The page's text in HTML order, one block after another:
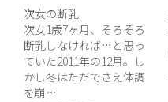
次女の断乳
次女1歳7ヶ月、そろそろ
断乳しなければ…と思っ
ていた2011年の12月。し
かし冬はただでさえ体調
を崩…